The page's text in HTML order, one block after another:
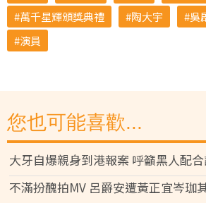
萬千星輝頒獎典禮
陶大宇 吳
演員
您也可能喜歡...
大牙自爆親身到港報案 呼籲黑人配
不滿扮醜拍MV 呂爵安遭黃正宜岑珈